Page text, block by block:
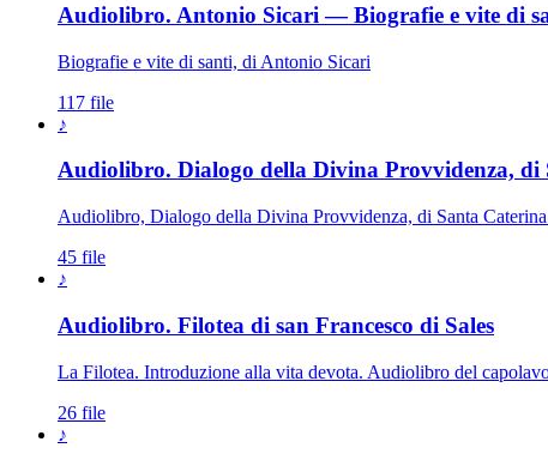
Audiolibro. Antonio Sicari — Biografie e vite di
Biografie e vite di santi, di Antonio Sicari
117 file
♪
Audiolibro. Dialogo della Divina Provvidenza, di
Audiolibro, Dialogo della Divina Provvidenza, di Santa Caterina
45 file
♪
Audiolibro. Filotea di san Francesco di Sales
La Filotea. Introduzione alla vita devota. Audiolibro del
26 file
♪